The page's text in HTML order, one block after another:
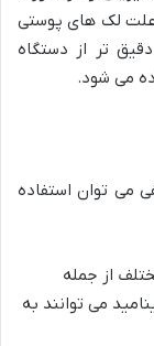
علت لک های پوستی
تر از دستگاه
می توان استفاده
از جمله
می توانند به